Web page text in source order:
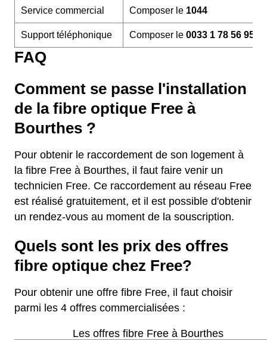
Service commercial Composer le 1044
Support téléphonique Composer le 0033 1 78 56 95 60
FAQ
Comment se passe l'installation
de la fibre optique Free à
Bourthes ?
Pour obtenir le raccordement de son logement à
la fibre Free à Bourthes, il faut faire venir un
technicien Free. Ce raccordement au réseau Free
est réalisé gratuitement, et il est possible d'obtenir
un rendez-vous au moment de la souscription.
Quels sont les prix des offres
fibre optique chez Free?
Pour obtenir une offre fibre Free, il faut choisir
parmi les 4 offres commercialisées :
Les offres fibre Free à Bourthes